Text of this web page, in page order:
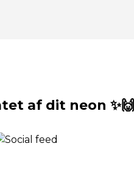
af dit neon ✨🙌